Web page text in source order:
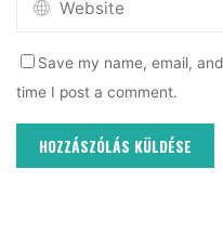
Save my name, email,
time I post a comment.